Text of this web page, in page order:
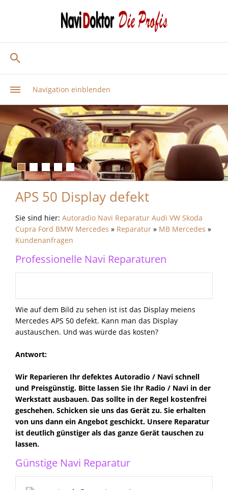
Navigation einblenden
APS 50 Display defekt
Sie sind hier: Autoradio Navi Reparatur Audi VW Skoda
Cupra Ford BMW Mercedes » Reparatur » MB Mercedes »
Kundenanfragen
Professionelle Navi Reparaturen
Wie auf dem Bild zu sehen ist ist das Display meiens
Mercedes APS 50 defekt. Kann man das Display
austauschen. Und was würde das kosten?
Antwort:
Wir Reparieren Ihr defektes Autoradio / Navi schnell
und Preisgünstig. Bitte lassen Sie Ihr Radio / Navi in der
Werkstatt ausbauen. Das sollte in der Regel kostenfrei
geschehen. Schicken sie uns das Gerät zu. Sie erhalten
von uns dann ein Angebot geschickt. Unsere Reparatur
ist deutlich günstiger als das ganze Gerät tauschen zu
lassen.
Günstige Navi Reparatur